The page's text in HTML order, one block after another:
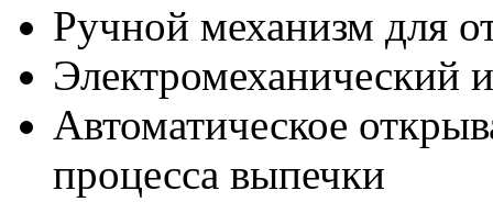
Ручной механизм для
Электромеханический
Автоматическое
процесса выпечки